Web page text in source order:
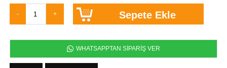
WHATSAPPTAN SİPARİŞ VER